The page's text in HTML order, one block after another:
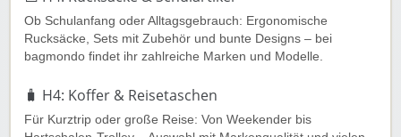
Ob Schulanfang oder Alltagsgebrauch: Ergonomische
Rucksäcke, Sets mit Zubehör und bunte Designs – bei
bagmondo findet ihr zahlreiche Marken und Modelle.
🧳 H4: Koffer & Reisetaschen
Für Kurztrip oder große Reise: Von Weekender bis